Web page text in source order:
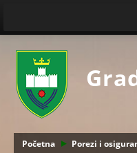
Početna Porezi i